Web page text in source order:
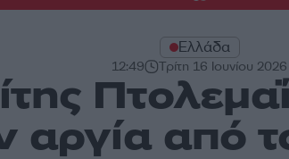
Ελλάδα
12:49 Τρίτη 16 Ιουνίου 2026
αργία από